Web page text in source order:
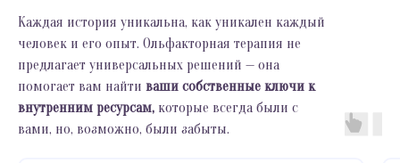
Каждая история уникальна, как уникален каждый
человек и его опыт. Ольфакторная терапия не
предлагает универсальных решений — она
помогает вам найти ваши собственные ключи к
внутренним ресурсам, которые всегда были с
вами, но, возможно, были забыты.